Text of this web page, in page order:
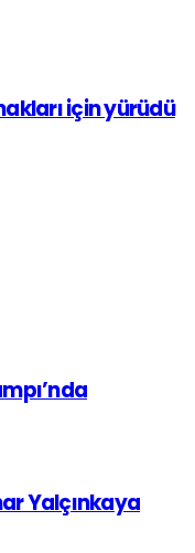
için yürüdü
Yalçınkaya